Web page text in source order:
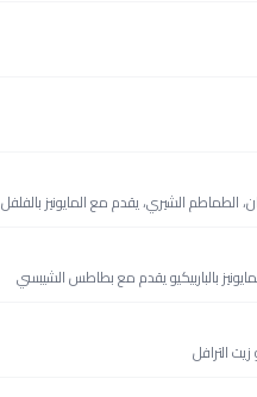
الطماطم الشيري، يقدم مع المايونيز بالفلفل
بالباربيكيو يقدم مع بطاطس الشيبسي
الترافل